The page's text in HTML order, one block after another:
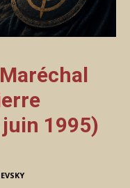
juin 1995)